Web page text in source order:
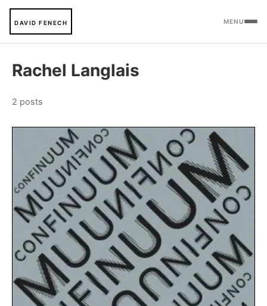
DAVID FENECH MENU
Rachel Langlais
2 posts